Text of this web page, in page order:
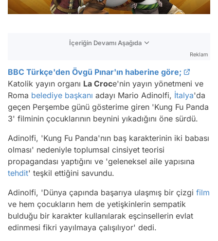
İçeriğin Devamı Aşağıda
Reklam
BBC Türkçe'den Övgü Pınar'ın haberine göre;
Katolik yayın organı La Croce'nin yayın yönetmeni ve
Roma belediye başkanı adayı Mario Adinolfi, İtalya'da
geçen Perşembe günü gösterime giren 'Kung Fu Panda
3' filminin çocuklarının beynini yıkadığını öne sürdü.
Adinolfi, 'Kung Fu Panda'nın baş karakterinin iki babası
olması' nedeniyle toplumsal cinsiyet teorisi
propagandası yaptığını ve 'geleneksel aile yapısına
tehdit' teşkil ettiğini savundu.
Adinolfi, 'Dünya çapında başarıya ulaşmış bir çizgi film
ve hem çocukların hem de yetişkinlerin sempatik
bulduğu bir karakter kullanılarak eşcinsellerin evlat
edinmesi fikri yayılmaya çalışılıyor' dedi.